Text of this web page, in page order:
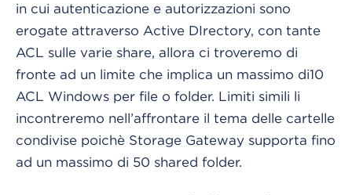
in cui autenticazione e autorizzazioni sono
erogate attraverso Active DIrectory, con tante
ACL sulle varie share, allora ci troveremo di
fronte ad un limite che implica un massimo di10
ACL Windows per file o folder. Limiti simili li
incontreremo nell’affrontare il tema delle cartelle
condivise poichè Storage Gateway supporta fino
ad un massimo di 50 shared folder.